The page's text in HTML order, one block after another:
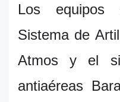
Los equipos
Sistema de
Atmos y el
antiaéreas